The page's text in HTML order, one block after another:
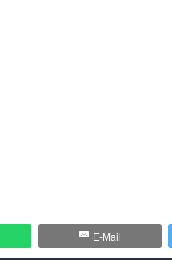
E-Mail